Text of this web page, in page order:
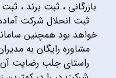
بازرگانی ، ثبت برند ،
ثبت انحلال شرکت
خواهد بود همچنین
مشاوره رایگان به
راستای جلب رضایت